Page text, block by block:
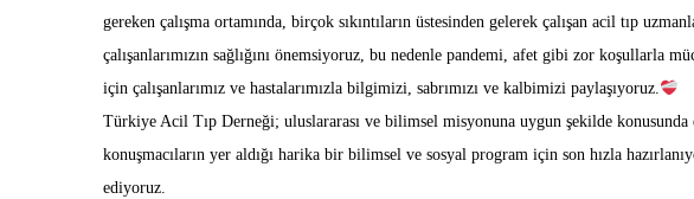
gereken çalışma ortamında, birçok sıkıntıların üstesinden gelerek çalışan acil tıp
çalışanlarımızın sağlığını önemsiyoruz, bu nedenle pandemi, afet gibi zor koşullarla
için çalışanlarımız ve hastalarımızla bilgimizi, sabrımızı ve kalbimizi paylaşıyoruz.
Türkiye Acil Tıp Derneği; uluslararası ve bilimsel misyonuna uygun şekilde
konuşmacıların yer aldığı harika bir bilimsel ve sosyal program için son hızla
ediyoruz.